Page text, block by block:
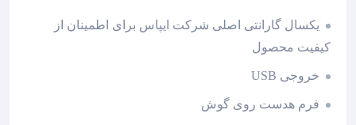
یکسال گارانتی اصلی شرکت ایپاس برای اطمینان از
کیفیت محصول
خروجی USB
فرم هدست روی گوش